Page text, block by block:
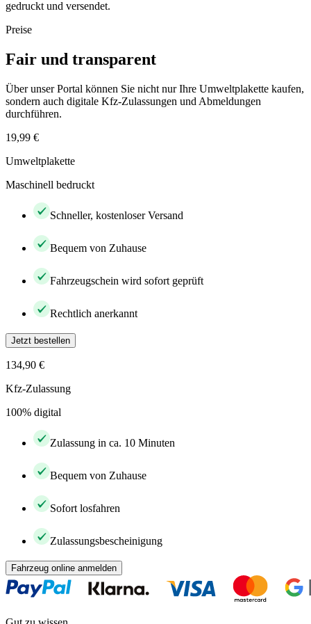
gedruckt und versendet.
Preise
Fair und transparent
Über unser Portal können Sie nicht nur Ihre Umweltplakette kaufen,
sondern auch digitale Kfz-Zulassungen und Abmeldungen
durchführen.
19,99 €
Umweltplakette
Maschinell bedruckt
Schneller, kostenloser Versand
Bequem von Zuhause
Fahrzeugschein wird sofort geprüft
Rechtlich anerkannt
Jetzt bestellen
134,90 €
Kfz-Zulassung
100% digital
Zulassung in ca. 10 Minuten
Bequem von Zuhause
Sofort losfahren
Zulassungsbescheinigung
Fahrzeug online anmelden